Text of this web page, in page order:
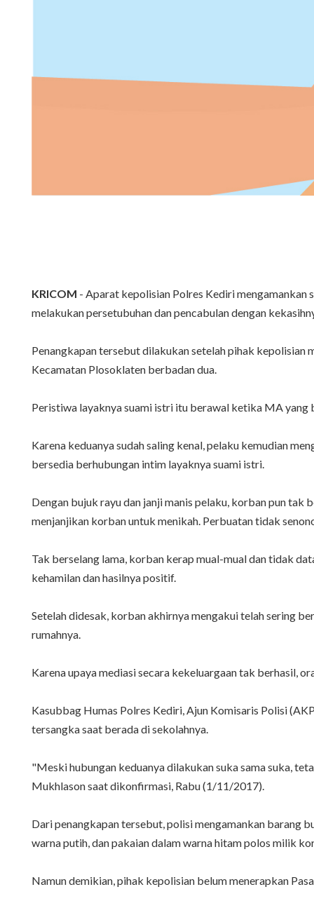
KRICOM - Aparat kepolisian Polres Kediri mengamankan
melakukan persetubuhan dan pencabulan dengan
Penangkapan tersebut dilakukan setelah pihak kepolisian
Kecamatan Plosoklaten berbadan dua.
Peristiwa layaknya suami istri itu berawal ketika MA yang
Karena keduanya sudah saling kenal, pelaku kemudian
bersedia berhubungan intim layaknya suami istri.
Dengan bujuk rayu dan janji manis pelaku, korban pun tak
menjanjikan korban untuk menikah. Perbuatan tidak
Tak berselang lama, korban kerap mual-mual dan tidak
kehamilan dan hasilnya positif.
Setelah didesak, korban akhirnya mengakui telah sering
rumahnya.
Karena upaya mediasi secara kekeluargaan tak berhasil,
Kasubbag Humas Polres Kediri, Ajun Komisaris Polisi
tersangka saat berada di sekolahnya.
"Meski hubungan keduanya dilakukan suka sama suka,
Mukhlason saat dikonfirmasi, Rabu (1/11/2017).
Dari penangkapan tersebut, polisi mengamankan barang
warna putih, dan pakaian dalam warna hitam polos milik
Namun demikian, pihak kepolisian belum menerapkan